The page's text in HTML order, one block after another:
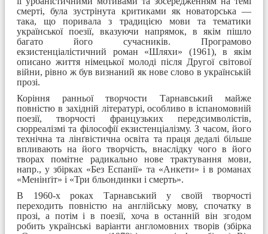
смерті, була зустрінута критиками як новаторська —
така, що поривала з традицією мови та тематики
української поезії, вказуючи напрямок, в якім пішло
багато його сучасників. Програмово
екзистенціалістичний роман «Шляхи» (1961), в якім
описано життя німецької молоді після Другої світової
війни, рівно ж був визнаний як нове слово в українській
прозі.
Коріння ранньої творчости Тарнавський майже
повністю в західній літературі, особливо в іспаномовній
поезії, творчості французьких передсимволістів,
сюрреалізмі та філософії екзистенціалізму. З часом, його
технічна та лінґвістична освіта та праця дедалі більше
впливають на його творчість, внаслідку чого в його
творах помітне радикально нове трактування мови,
напр., у збірках «Без Еспанії» та «Анкети» і в романах
«Менінґіт» і «Три бльондинки і смерть».
В 1960-х роках Тарнавський у своїй творчості
переходить повністю на англійську мову, спочатку в
прозі, а потім і в поезії, хоча в останній він згодом
робить українські варіанти англомовних творів (збірка